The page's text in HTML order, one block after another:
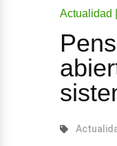
Actualidad